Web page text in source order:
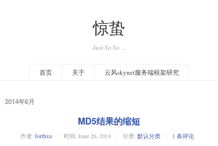
惊蛰
Just So So ...
首页 关于 云风skynet服务端框架研究
2014年6月
MD5结果的缩短
作者: forthxu 时间: June 26, 2014 分类: 默认分类 1 条评论